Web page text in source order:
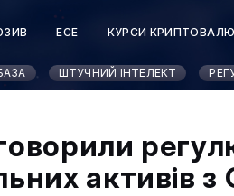
ЕСЕ КУРСИ
ШТУЧНИЙ ІНТЕЛЕКТ
активів